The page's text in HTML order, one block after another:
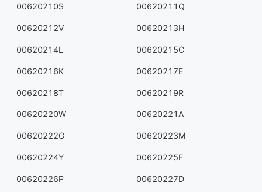
00620210S 00620211Q
00620212V 00620213H
00620214L 00620215C
00620216K 00620217E
00620218T 00620219R
00620220W 00620221A
00620222G 00620223M
00620224Y 00620225F
00620226P 00620227D